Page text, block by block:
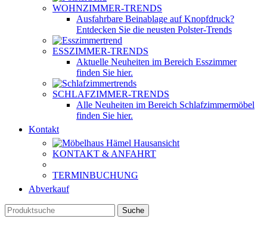
WOHNZIMMER-TRENDS
Ausfahrbare Beinablage auf Knopfdruck?
Entdecken Sie die neusten Polster-Trends
ESSZIMMER-TRENDS
Aktuelle Neuheiten im Bereich Esszimmer
finden Sie hier.
SCHLAFZIMMER-TRENDS
Alle Neuheiten im Bereich Schlafzimmermöbel
finden Sie hier.
Kontakt
KONTAKT & ANFAHRT
TERMINBUCHUNG
Abverkauf
Suche